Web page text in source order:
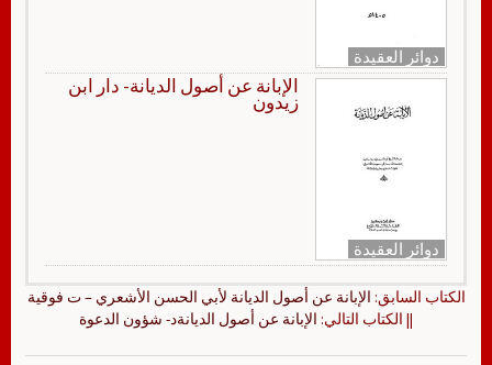
دوائر العقيدة
دوائر العقيدة
الإبانة عن أصول الديانة- دار ابن
زيدون
الكتاب السابق: الإبانة عن أصول الديانة لأبي الحسن الأشعري – ت فوقية
|| الكتاب التالي: الإبانة عن أصول الديانةد- شؤون الدعوة